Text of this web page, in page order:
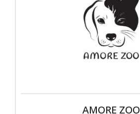
AMORE ZOO